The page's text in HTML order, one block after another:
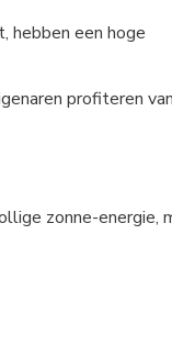
hebben een hoge
profiteren
zonne-energie,